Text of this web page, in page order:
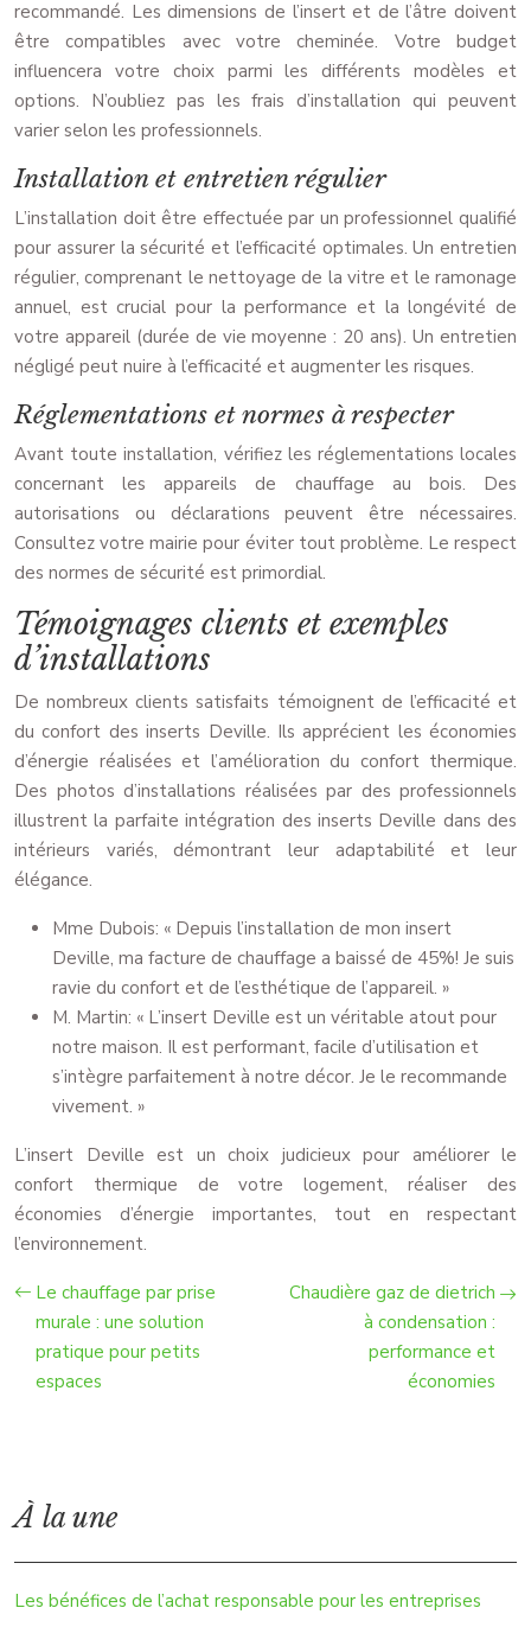
recommandé. Les dimensions de l’insert et de l’âtre doivent
être compatibles avec votre cheminée. Votre budget
influencera votre choix parmi les différents modèles et
options. N’oubliez pas les frais d’installation qui peuvent
varier selon les professionnels.
Installation et entretien régulier
L’installation doit être effectuée par un professionnel qualifié
pour assurer la sécurité et l’efficacité optimales. Un entretien
régulier, comprenant le nettoyage de la vitre et le ramonage
annuel, est crucial pour la performance et la longévité de
votre appareil (durée de vie moyenne : 20 ans). Un entretien
négligé peut nuire à l’efficacité et augmenter les risques.
Réglementations et normes à respecter
Avant toute installation, vérifiez les réglementations locales
concernant les appareils de chauffage au bois. Des
autorisations ou déclarations peuvent être nécessaires.
Consultez votre mairie pour éviter tout problème. Le respect
des normes de sécurité est primordial.
Témoignages clients et exemples
d’installations
De nombreux clients satisfaits témoignent de l’efficacité et
du confort des inserts Deville. Ils apprécient les économies
d’énergie réalisées et l’amélioration du confort thermique.
Des photos d’installations réalisées par des professionnels
illustrent la parfaite intégration des inserts Deville dans des
intérieurs variés, démontrant leur adaptabilité et leur
élégance.
Mme Dubois: « Depuis l’installation de mon insert
Deville, ma facture de chauffage a baissé de 45%! Je suis
ravie du confort et de l’esthétique de l’appareil. »
M. Martin: « L’insert Deville est un véritable atout pour
notre maison. Il est performant, facile d’utilisation et
s’intègre parfaitement à notre décor. Je le recommande
vivement. »
L’insert Deville est un choix judicieux pour améliorer le
confort thermique de votre logement, réaliser des
économies d’énergie importantes, tout en respectant
l’environnement.
Le chauffage par prise
murale : une solution
pratique pour petits
espaces
Chaudière gaz de dietrich
à condensation :
performance et
économies
À la une
Les bénéfices de l’achat responsable pour les entreprises